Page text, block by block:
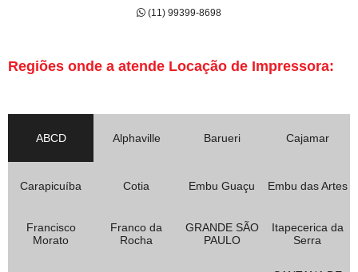
(11) 99399-8698
Regiões onde a atende Locação de Impressora:
ABCD Alphaville Barueri Cajamar
Carapicuíba Cotia Embu Guaçu Embu das Artes
Francisco
Morato
Franco da
Rocha
GRANDE SÃO
PAULO
Itapecerica da
Serra